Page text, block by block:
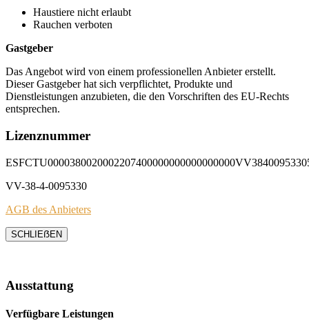
Haustiere nicht erlaubt
Rauchen verboten
Gastgeber
Das Angebot wird von einem professionellen Anbieter erstellt.
Dieser Gastgeber hat sich verpflichtet, Produkte und
Dienstleistungen anzubieten, die den Vorschriften des EU-Rechts
entsprechen.
Lizenznummer
VV-38-4-0095330
AGB des Anbieters
SCHLIEẞEN
Ausstattung
Verfügbare Leistungen